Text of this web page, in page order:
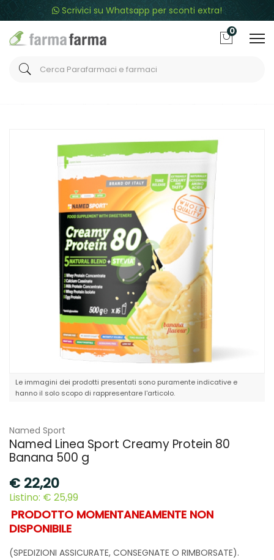
Scrivici su Whatsapp per sconti extra!
0
Le immagini dei prodotti presentati sono puramente indicative e
hanno il solo scopo di rappresentare l'articolo.
Named Sport
Named Linea Sport Creamy Protein 80
Banana 500 g
€ 22,20
Listino: € 25,99
PRODOTTO MOMENTANEAMENTE NON
DISPONIBILE
(SPEDIZIONI ASSICURATE, CONSEGNATE O RIMBORSATE).